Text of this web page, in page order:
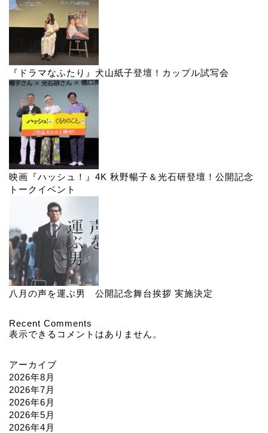
『ドラマなふたり』犬山紙子登壇！カップル試写会
映画『ハッシュ！』4K 秋野暢子＆光石研登壇！公開記念
トークイベント
八月の声を運ぶ男 公開記念舞台挨拶 実施決定
Recent Comments
表示できるコメントはありません。
アーカイブ
2026年8月
2026年7月
2026年6月
2026年5月
2026年4月